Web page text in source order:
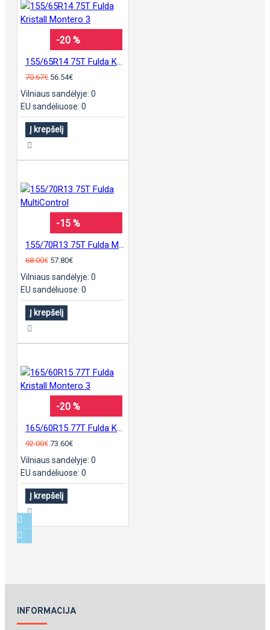
-20 %
70.67€ 56.54€
Vilniaus sandėlyje: 0
EU sandėliuose: 0
Į krepšelį
-15 %
68.00€ 57.80€
Vilniaus sandėlyje: 0
EU sandėliuose: 0
Į krepšelį
-20 %
92.00€ 73.60€
Vilniaus sandėlyje: 0
EU sandėliuose: 0
Į krepšelį
INFORMACIJA